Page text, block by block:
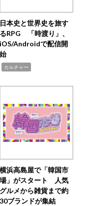
日本史と世界史を旅す
るRPG 「時渡り」、
iOS/Androidで配信開
始
カルチャー
横浜高島屋で「韓国市
場」がスタート 人気
グルメから雑貨まで約
30ブランドが集結